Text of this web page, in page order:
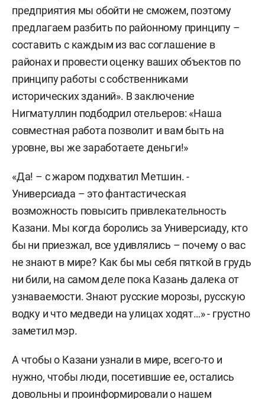
предприятия мы обойти не сможем, поэтому
предлагаем разбить по районному принципу –
составить с каждым из вас соглашение в
районах и провести оценку ваших объектов по
принципу работы с собственниками
исторических зданий». В заключение
Нигматуллин подбодрил отельеров: «Наша
совместная работа позволит и вам быть на
уровне, вы же заработаете деньги!»
«Да! – с жаром подхватил Метшин. -
Универсиада – это фантастическая
возможность повысить привлекательность
Казани. Мы когда боролись за Универсиаду, кто
бы ни приезжал, все удивлялись – почему о вас
не знают в мире? Как бы мы себя пяткой в грудь
ни били, на самом деле пока Казань далека от
узнаваемости. Знают русские морозы, русскую
водку и что медведи на улицах ходят…» - грустно
заметил мэр.
А чтобы о Казани узнали в мире, всего-то и
нужно, чтобы люди, посетившие ее, остались
довольны и проинформировали о нашем